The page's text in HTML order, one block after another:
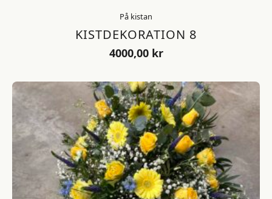
På kistan
KISTDEKORATION 8
4000,00 kr